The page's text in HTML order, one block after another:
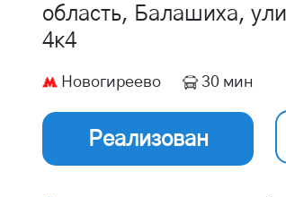
область, Балашиха,
4к4
Новогиреево 30 мин
Реализован